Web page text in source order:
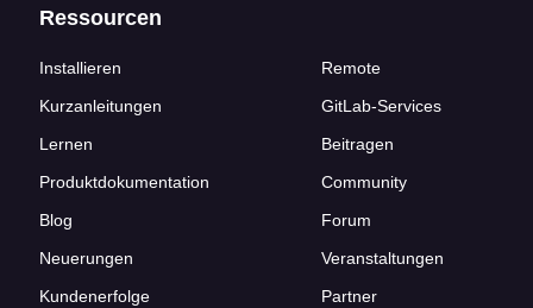
Ressourcen
Installieren
Kurzanleitungen
Lernen
Produktdokumentation
Blog
Neuerungen
Kundenerfolge
Remote
GitLab-Services
Beitragen
Community
Forum
Veranstaltungen
Partner